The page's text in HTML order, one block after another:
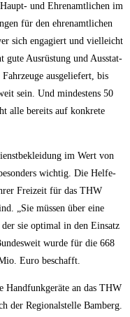
und Ehren­amt­li­chen im
für den ehren­amt­li­chen
sich enga­giert und viel­leicht
gute Aus­rüs­tung und Aus­stat­
aus­ge­lie­fert, bis
sein. Und min­des­tens 50
alle bereits auf kon­kre­te
im Wert von
wich­tig. Die Hel­fe­
Frei­zeit für das THW
„Sie müs­sen über eine
sie opti­mal in den Ein­satz
wur­de für die 668
Euro beschafft.
Hand­funk­ge­rä­te an das THW
der Regio­nal­stel­le Bam­berg.